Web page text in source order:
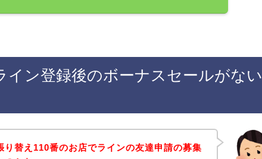
イン登録後のボーナスセールがない
り替え110番のお店でラインの友達申請の募集